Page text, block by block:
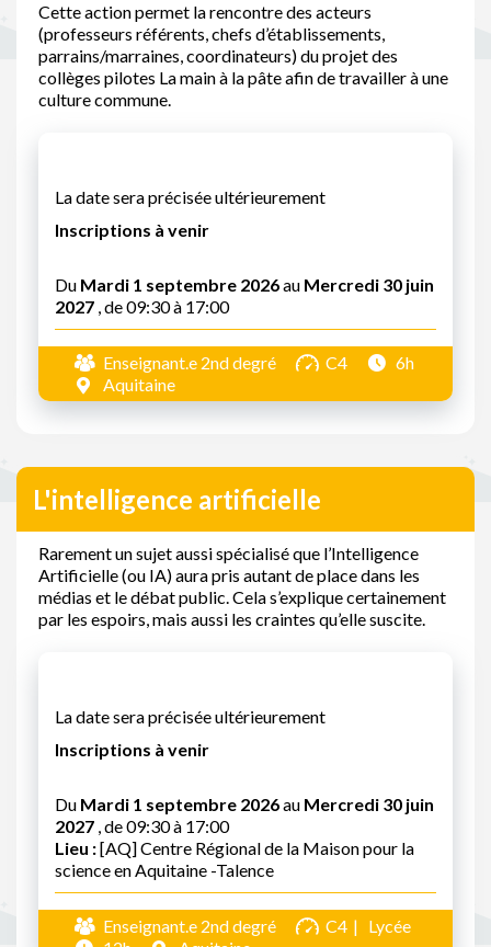
Cette action permet la rencontre des acteurs
(professeurs référents, chefs d’établissements,
parrains/marraines, coordinateurs) du projet des
collèges pilotes La main à la pâte afin de travailler à une
culture commune.
La date sera précisée ultérieurement
Inscriptions à venir
Du Mardi 1 septembre 2026au Mercredi 30 juin
2027 , de 09:30 à 17:00
Enseignant.e 2nd degré C4
6h
Aquitaine
L'intelligence artificielle
Rarement un sujet aussi spécialisé que l’Intelligence
Artificielle (ou IA) aura pris autant de place dans les
médias et le débat public. Cela s’explique certainement
par les espoirs, mais aussi les craintes qu’elle suscite.
La date sera précisée ultérieurement
Inscriptions à venir
Du Mardi 1 septembre 2026au Mercredi 30 juin
2027 , de 09:30 à 17:00
Lieu :[AQ] Centre Régional de la Maison pour la
science en Aquitaine -Talence
Enseignant.e 2nd degré C4
Lycée